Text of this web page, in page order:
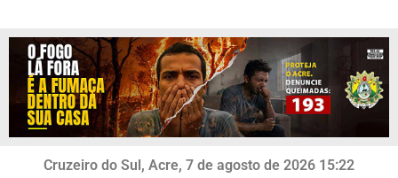
Cruzeiro do Sul, Acre, 7 de agosto de 2026 15:22